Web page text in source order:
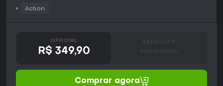
Action
OFFICIAL
R$ 349,90 Indisponível
Comprar agora